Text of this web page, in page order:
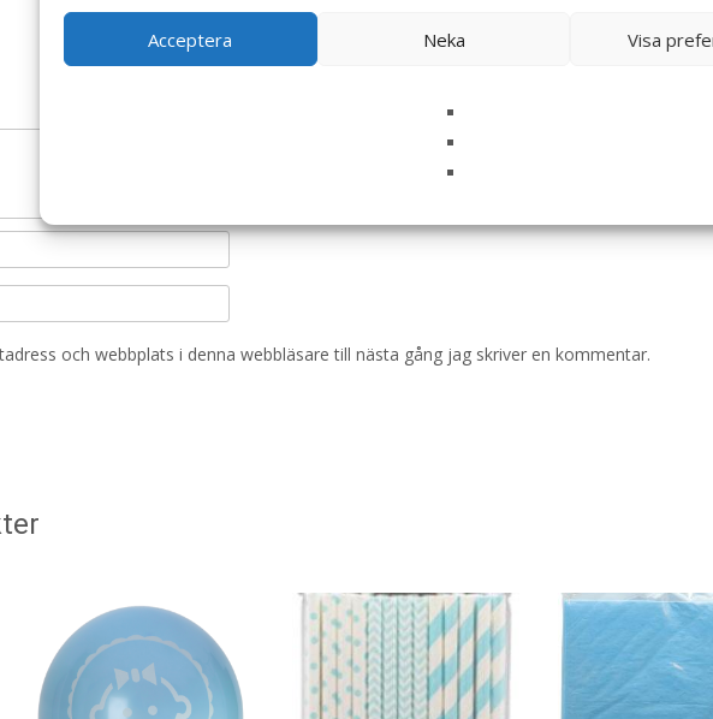
Acceptera Neka Visa
och webbplats i denna webbläsare till nästa gång jag skriver en kommentar.